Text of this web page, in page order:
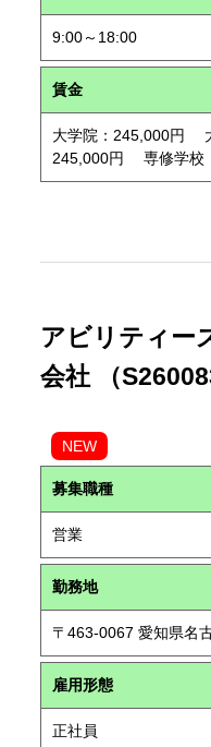
9:00～18:00
賃金
大学院：245,000円
245,000円 専修学校
アビリティー
会社 （
NEW
募集職種
営業
勤務地
〒463-0067 愛知県名
雇用形態
正社員